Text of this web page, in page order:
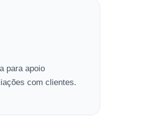
para apoio
com clientes.